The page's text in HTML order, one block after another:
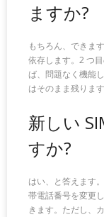
ますか?
もちろん、できま
依存します。2 つ
ば、問題なく機能
はそのまま残ります
新しい
すか?
はい、と答えます
帯電話番号を変更
きます。ただし、